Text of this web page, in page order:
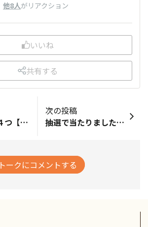
他8人がリアクション
いいね
共有する
【評価点】星４つ【私のホンネ】珍しい黄色のパッケージも爽やか。 苦味とコクが好き派としてはあと一押し欲しいけれど。 夏のアイスには良いかも。【リピート】考え中【こんな時におすすめ】とにかく爽やかなコーヒーが好きな人へ。
次の投稿
抽選で当たりました。水出しだから簡単に作れて、スッキリして美味しい。子供でも美味しく飲めそう。
トークにコメントする